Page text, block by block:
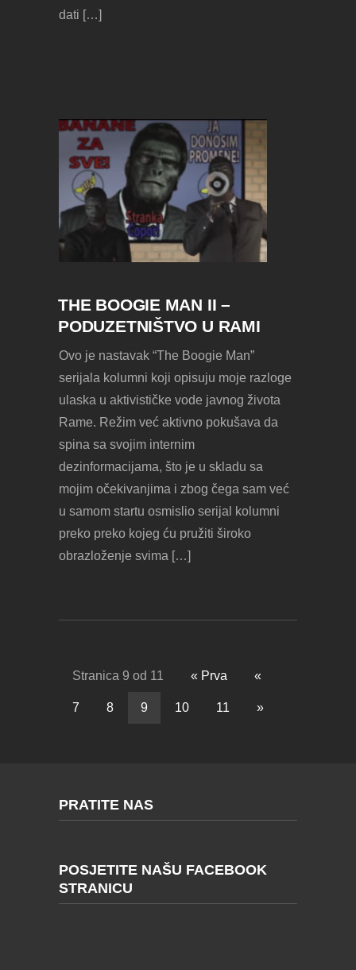
dati […]
THE BOOGIE MAN II –
PODUZETNIŠTVO U RAMI
Ovo je nastavak “The Boogie Man”
serijala kolumni koji opisuju moje razloge
ulaska u aktivističke vode javnog života
Rame. Režim već aktivno pokušava da
spina sa svojim internim
dezinformacijama, što je u skladu sa
mojim očekivanjima i zbog čega sam već
u samom startu osmislio serijal kolumni
preko preko kojeg ću pružiti široko
obrazloženje svima […]
Stranica 9 od 11 « Prva «
7 8 9 10 11 »
PRATITE NAS
POSJETITE NAŠU FACEBOOK
STRANICU